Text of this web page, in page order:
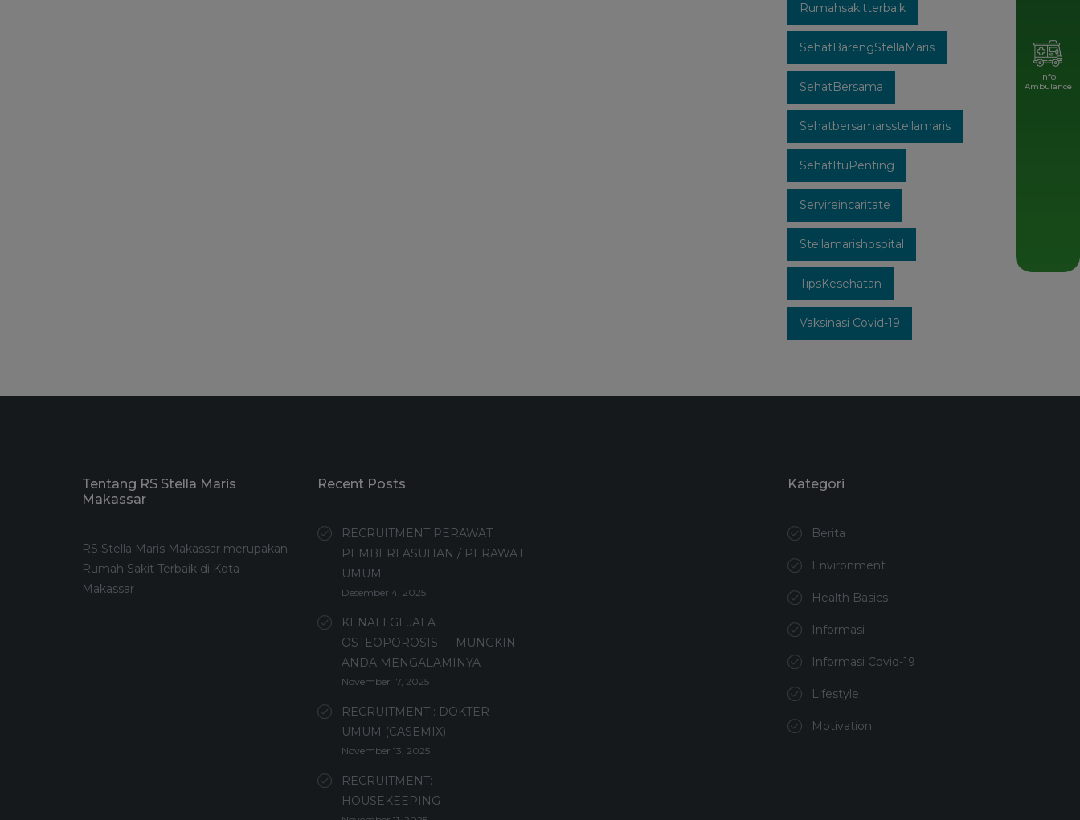
Rumahsakitterbaik
SehatBarengStellaMaris
SehatBersama
Sehatbersamarsstellamaris
SehatItuPenting
Servireincaritate
Stellamarishospital
TipsKesehatan
Vaksinasi Covid-19
Tentang RS Stella Maris
Makassar
RS Stella Maris Makassar merupakan
Rumah Sakit Terbaik di Kota
Makassar
Recent Posts
RECRUITMENT PERAWAT
PEMBERI ASUHAN / PERAWAT
UMUM
Desember 4, 2025
KENALI GEJALA
OSTEOPOROSIS — MUNGKIN
ANDA MENGALAMINYA
November 17, 2025
RECRUITMENT : DOKTER
UMUM (CASEMIX)
November 13, 2025
RECRUITMENT:
HOUSEKEEPING
Kategori
Berita
Environment
Health Basics
Informasi
Informasi Covid-19
Lifestyle
Motivation
Info
Ambulance